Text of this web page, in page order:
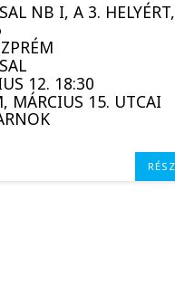
NB I, A 3. HELYÉRT,
12. 18:30
MÁRCIUS 15. UTCAI